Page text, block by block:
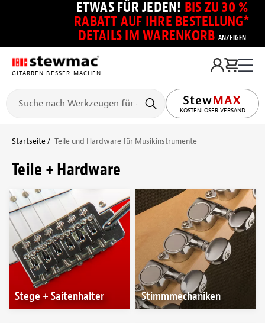
ETWAS FÜR JEDEN! BIS ZU 30 %
RABATT AUF IHRE BESTELLUNG*
DETAILS IM WARENKORB ANZEIGEN
GITARREN BESSER MACHEN
KOSTENLOSER VERSAND
Startseite Teile und Hardware für Musikinstrumente
Teile + Hardware
Stege + Saitenhalter Stimmmechaniken